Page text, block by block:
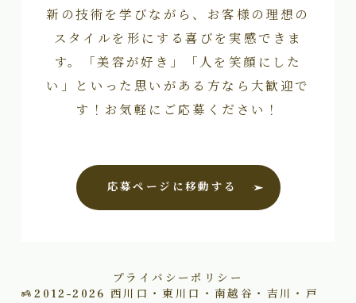
新の技術を学びながら、お客様の理想の
スタイルを形にする喜びを実感できま
す。「美容が好き」「人を笑顔にした
い」といった思いがある方なら大歓迎で
す！お気軽にご応募ください！
応募ページに移動する
プライバシーポリシー
2012–2026 西川口・東川口・南越谷・吉川・戸